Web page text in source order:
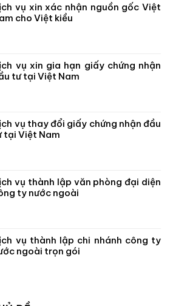
vụ xin xác nhận nguồn gốc Việt
cho Việt kiều
vụ xin gia hạn giấy chứng nhận
tư tại Việt Nam
vụ thay đổi giấy chứng nhận đầu
tại Việt Nam
vụ thành lập văn phòng đại diện
ty nước ngoài
vụ thành lập chi nhánh công ty
ngoài trọn gói